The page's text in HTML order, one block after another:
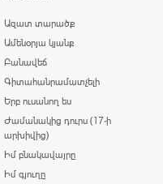
Ազատ տարածք
Ամենօրյա կյանք
Բանավեճ
Գիտահանրամատչելի
Երբ ուսանող ես
Ժամանակից դուրս (17-ի
արխիվից)
Իմ բնակավայրը
Իմ գյուղը